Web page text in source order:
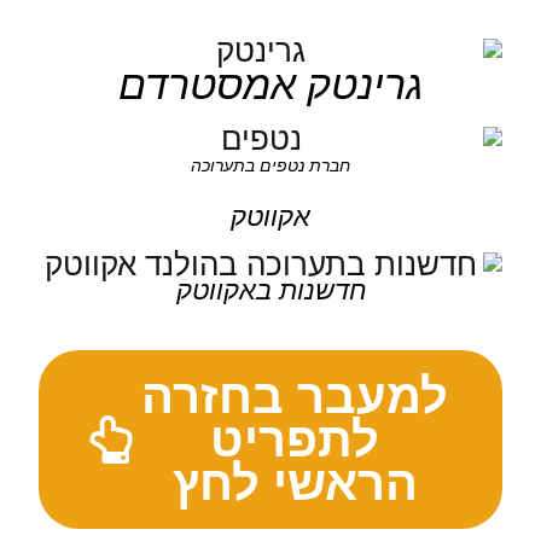
גרינטק אמסטרדם
חברת נטפים בתערוכה
אקווטק
חדשנות באקווטק
למעבר בחזרה
לתפריט
הראשי לחץ